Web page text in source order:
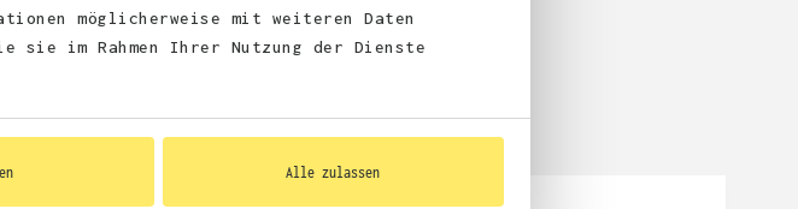
möglicherweise mit weiteren Daten
sie im Rahmen Ihrer Nutzung der Dienste
Alle zulassen